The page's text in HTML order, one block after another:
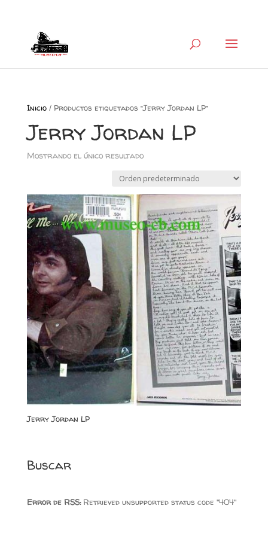
Inicio/ Productos etiquetados “Jerry Jordan LP”
Jerry Jordan LP
Mostrando el único resultado
Jerry Jordan LP
Buscar
Error de RSS:Retrieved unsupported status code "404"